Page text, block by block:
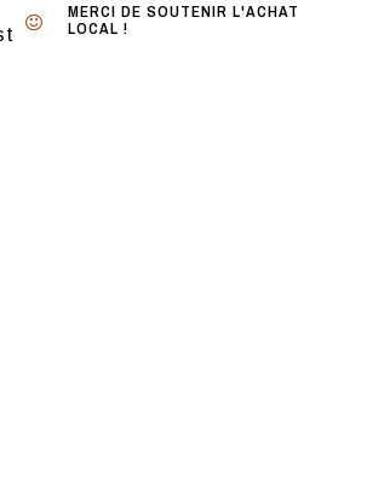
MERCI DE SOUTENIR L'ACHAT
LOCAL !